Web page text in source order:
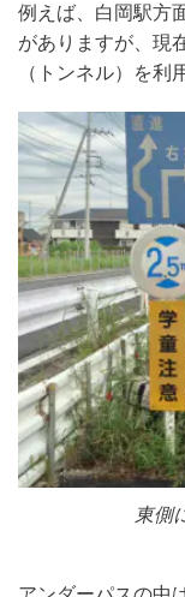
例えば、白岡駅方
がありますが、現
（トンネル）を利
東側